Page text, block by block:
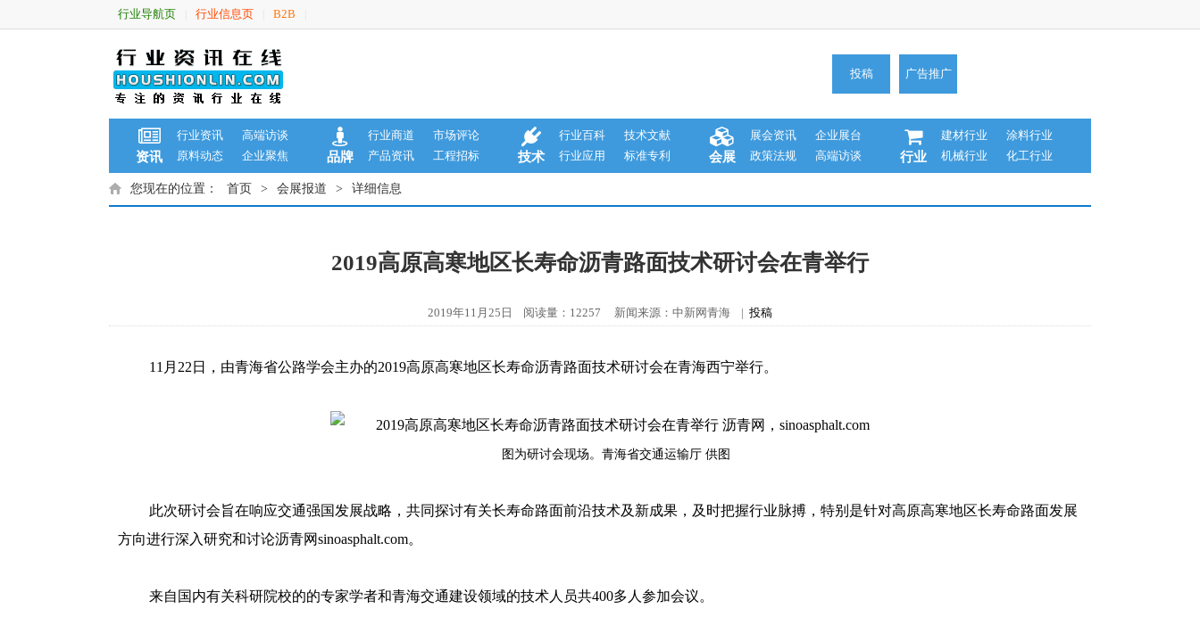
行业导航页 行业信息页 B2B
投稿 广告推广
资讯
行业资讯
高端访谈
原料动态
企业聚焦 品牌
行业商道
市场评论
产品资讯
工程招标 技术
行业百科
技术文献
行业应用
标准专利 会展
展会资讯
企业展台
政策法规
高端访谈 行业
建材行业
涂料行业
机械行业
化工行业
您现在的位置： 首页 > 会展报道 > 详细信息
2019高原高寒地区长寿命沥青路面技术研讨会在青举行
2019年11月25日 阅读量：12257 新闻来源：中新网青海 | 投稿
11月22日，由青海省公路学会主办的2019高原高寒地区长寿命沥青路面技术研讨会在青海西宁举行。
图为研讨会现场。青海省交通运输厅 供图
此次研讨会旨在响应交通强国发展战略，共同探讨有关长寿命路面前沿技术及新成果，及时把握行业脉搏，特别是针对高原高寒地区长寿命路面发展
方向进行深入研究和讨论沥青网sinoasphalt.com。
来自国内有关科研院校的的专家学者和青海交通建设领域的技术人员共400多人参加会议。